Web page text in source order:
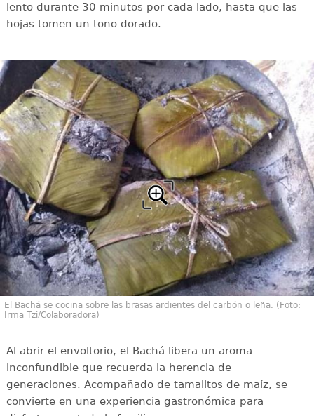
lento durante 30 minutos por cada lado, hasta que las
hojas tomen un tono dorado.
El Bachá se cocina sobre las brasas ardientes del carbón o leña. (Foto:
Irma Tzi/Colaboradora)
Al abrir el envoltorio, el Bachá libera un aroma
inconfundible que recuerda la herencia de
generaciones. Acompañado de tamalitos de maíz, se
convierte en una experiencia gastronómica para